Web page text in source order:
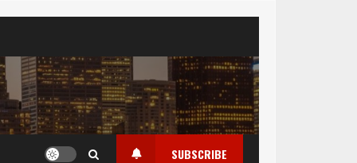
SUBSCRIBE